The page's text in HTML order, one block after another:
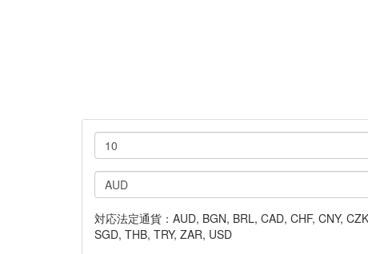
対応法定通貨：AUD, BGN, BRL, CAD, CHF, CNY,
SGD, THB, TRY, ZAR, USD